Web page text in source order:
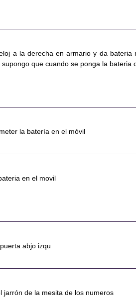
a la derecha en armario y da bateria
que cuando se ponga la bateria
la batería en el móvil
en el movil
abjo izqu
jarrón de la mesita de los numeros